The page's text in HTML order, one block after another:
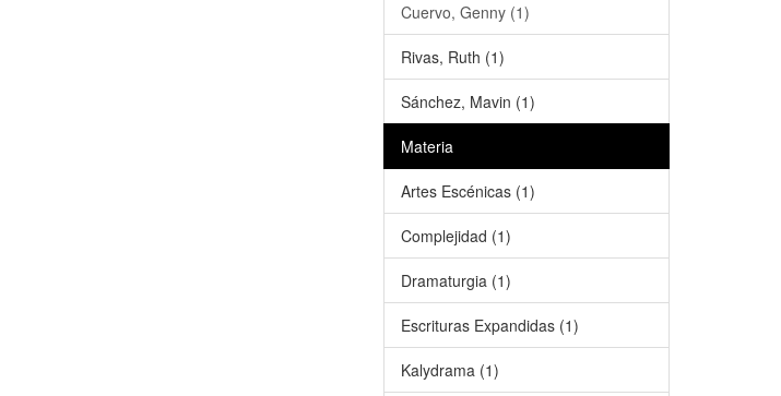
Cuervo, Genny (1)
Rivas, Ruth (1)
Sánchez, Mavin (1)
Materia
Artes Escénicas (1)
Complejidad (1)
Dramaturgia (1)
Escrituras Expandidas (1)
Kalydrama (1)